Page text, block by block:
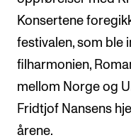
Konsertene
festivalen, som ble
filharmonien,
mellom Norge og
Fridtjof Nansens
årene.